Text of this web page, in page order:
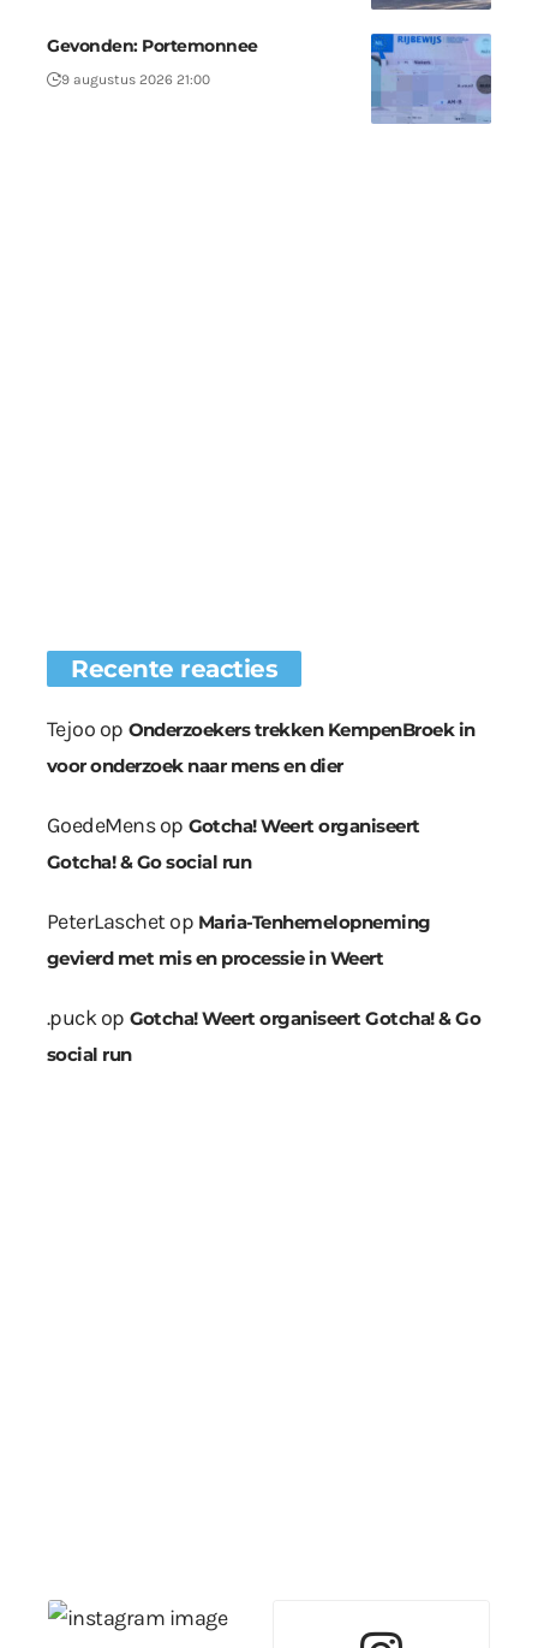
Gevonden: Portemonnee
9 augustus 2026 21:00
Recente reacties
Tejoo op Onderzoekers trekken KempenBroek in
voor onderzoek naar mens en dier
GoedeMensop Gotcha! Weert organiseert
Gotcha! & Go social run
PeterLaschetop Maria-Tenhemelopneming
gevierd met mis en processie in Weert
.puckop Gotcha! Weert organiseert Gotcha! & Go
social run